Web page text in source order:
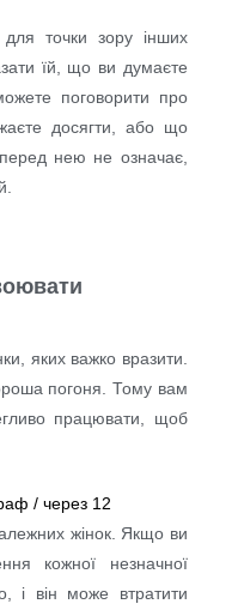
точки зору інших
їй, що ви думаєте
поговорити про
досягти, або що
нею не означає,
яких важко вразити.
погоня. Тому вам
працювати, щоб
жінок. Якщо ви
кожної незначної
і він може втратити